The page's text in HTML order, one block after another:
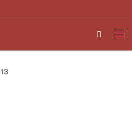
Search
13